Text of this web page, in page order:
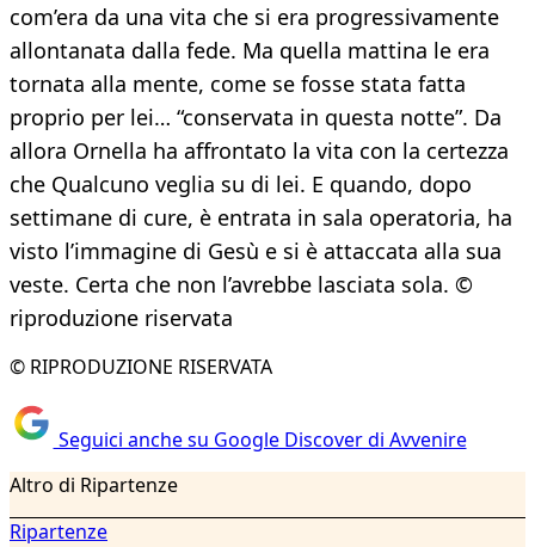
com’era da una vita che si era progressivamente
allontanata dalla fede. Ma quella mattina le era
tornata alla mente, come se fosse stata fatta
proprio per lei… “conservata in questa notte”. Da
allora Ornella ha affrontato la vita con la certezza
che Qualcuno veglia su di lei. E quando, dopo
settimane di cure, è entrata in sala operatoria, ha
visto l’immagine di Gesù e si è attaccata alla sua
veste. Certa che non l’avrebbe lasciata sola. ©
riproduzione riservata
© RIPRODUZIONE RISERVATA
Seguici anche su Google Discover di Avvenire
Altro di Ripartenze
Ripartenze